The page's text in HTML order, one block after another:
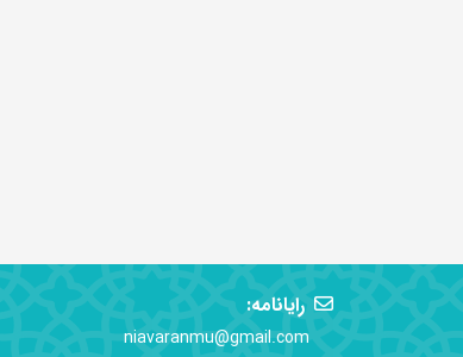
رایانامه:
niavaranmu@gmail.com